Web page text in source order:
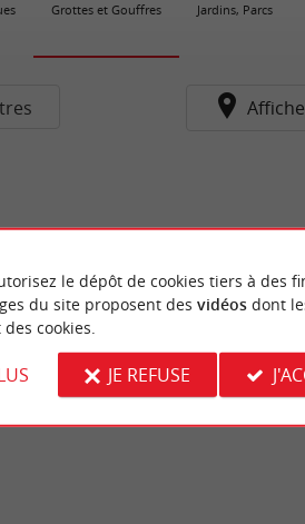
Grottes et Gouffres Jardins, Parcs
le dépôt de cookies tiers à des
du site proposent des vidéosdont
cookies.
JE REFUSE